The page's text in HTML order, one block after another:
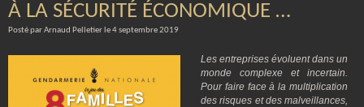
À LA SÉCURITÉ ÉCONOMIQUE …
Posté par Arnaud Pelletier le 4 septembre 2019
Les entreprises évoluent dans un
monde complexe et incertain.
Pour faire face à la multiplication
des risques et des malveillances,